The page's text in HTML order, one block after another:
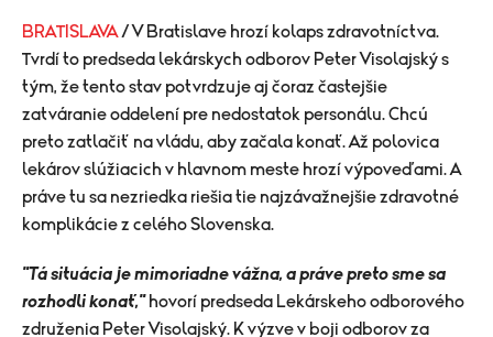
BRATISLAVA / V Bratislave hrozí kolaps zdravotníctva.
Tvrdí to predseda lekárskych odborov Peter Visolajský s
tým, že tento stav potvrdzuje aj čoraz častejšie
zatváranie oddelení pre nedostatok personálu. Chcú
preto zatlačiť na vládu, aby začala konať. Až polovica
lekárov slúžiacich v hlavnom meste hrozí výpoveďami. A
práve tu sa nezriedka riešia tie najzávažnejšie zdravotné
komplikácie z celého Slovenska.
"Tá situácia je mimoriadne vážna, a práve preto sme sa
rozhodli konať,"hovorí predseda Lekárskeho odborového
združenia Peter Visolajský. K výzve v boji odborov za